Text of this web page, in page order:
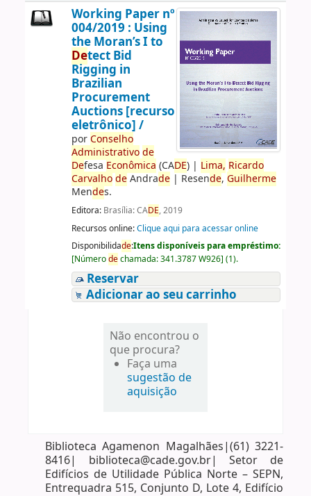
Working Paper nº
004/2019 : Using
the Moran’s I to
Detect Bid
Rigging in
Brazilian
Procurement
Auctions [recurso
eletrônico] /
porConselho
Administrativo de
Defesa Econômica (CADE)| Lima, Ricardo
Carvalho deAndrade| Resende, Guilherme
Mendes.
Editora: Brasília: CADE, 2019
Recursos online:Clique aqui para acessar online
Disponibilidade:Itens disponíveis para empréstimo:
[Númerodechamada:341.3787 W926] (1).
Reservar
Adicionar ao seu carrinho
Não encontrou o
que procura?
Faça uma
sugestão de
aquisição
Biblioteca Agamenon Magalhães|(61) 3221-
8416| biblioteca@cade.gov.br| Setor de
Edifícios de Utilidade Pública Norte – SEPN,
Entrequadra 515, Conjunto D, Lote 4, Edifício